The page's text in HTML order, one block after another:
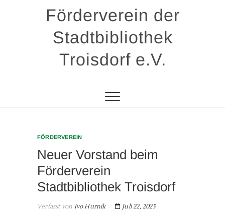
Förderverein der
Stadtbibliothek
Troisdorf e.V.
FÖRDERVEREIN
Neuer Vorstand beim
Förderverein
Stadtbibliothek Troisdorf
Verfasst von Ivo Hurnik Juli 22, 2025